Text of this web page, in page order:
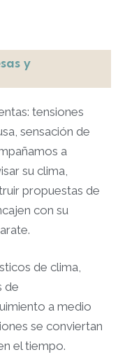
y
tensiones
sensación de
a
su clima,
propuestas de
con su
de clima,
de
a medio
se conviertan
el tiempo.​